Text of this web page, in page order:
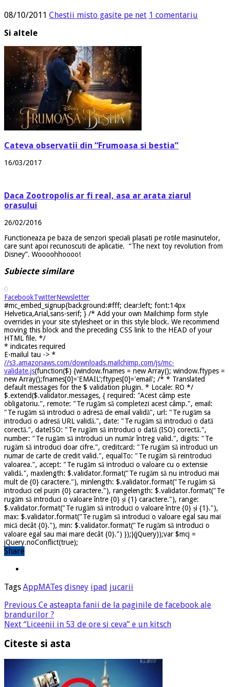
08/10/2011 Chestii misto gasite pe net 1 comentariu
Si altele
Cateva observatii din “Frumoasa si bestia”
16/03/2017
Daca Zootropolis ar fi real, asa ar arata ziarul
orasului
26/02/2016
Functioneaza pe baza de senzori speciali plasati pe rotile masinutelor,
care sunt apoi recunoscuti de aplicatie. “The next toy revolution from
Disney”. Woooohhoooo!
Subiecte similare
0
FacebookTwitterNewsletter
#mc_embed_signup{background:#fff; clear:left; font:14px
Helvetica,Arial,sans-serif; } /* Add your own Mailchimp form style
overrides in your site stylesheet or in this style block. We recommend
moving this block and the preceding CSS link to the HEAD of your
HTML file. */
* indicates required
E-mailul tau -> *
//s3.amazonaws.com/downloads.mailchimp.com/js/mc-
validate.js(function($) {window.fnames = new Array(); window.ftypes =
new Array();fnames[0]='EMAIL';ftypes[0]='email'; /* * Translated
default messages for the $ validation plugin. * Locale: RO */
$.extend($.validator.messages, { required: "Acest câmp este
obligatoriu.", remote: "Te rugăm să completezi acest câmp.", email:
"Te rugăm să introduci o adresă de email validă", url: "Te rugăm sa
introduci o adresă URL validă.", date: "Te rugăm să introduci o dată
corectă.", dateISO: "Te rugăm să introduci o dată (ISO) corectă.",
number: "Te rugăm să introduci un număr întreg valid.", digits: "Te
rugăm să introduci doar cifre.", creditcard: "Te rugăm să introduci un
numar de carte de credit valid.", equalTo: "Te rugăm să reintroduci
valoarea.", accept: "Te rugăm să introduci o valoare cu o extensie
validă.", maxlength: $.validator.format("Te rugăm să nu introduci mai
mult de {0} caractere."), minlength: $.validator.format("Te rugăm să
introduci cel puțin {0} caractere."), rangelength: $.validator.format("Te
rugăm să introduci o valoare între {0} și {1} caractere."), range:
$.validator.format("Te rugăm să introduci o valoare între {0} și {1}."),
max: $.validator.format("Te rugăm să introduci o valoare egal sau mai
mică decât {0}."), min: $.validator.format("Te rugăm să introduci o
valoare egal sau mai mare decât {0}.") });}(jQuery));var $mcj =
jQuery.noConflict(true);
Share
Tags AppMATes disney ipad jucarii
Previous Ce asteapta fanii de la paginile de facebook ale
brandurilor ?
Next “Liceenii in 53 de ore si ceva” e un kitsch
Citeste si asta